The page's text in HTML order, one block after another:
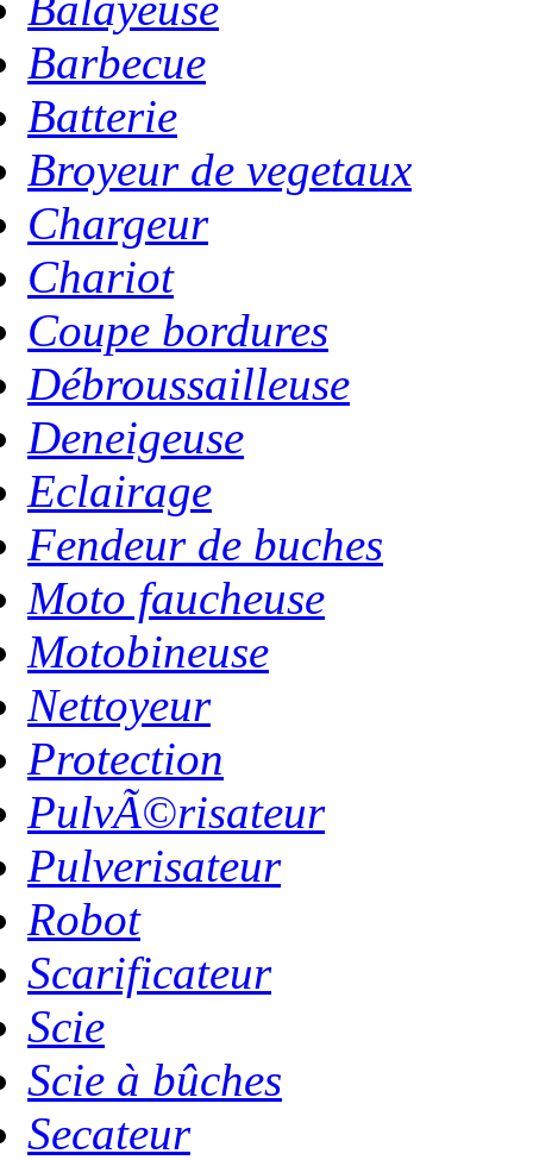
Barbecue
Batterie
Broyeur de vegetaux
Chargeur
Chariot
Coupe bordures
Débroussailleuse
Deneigeuse
Eclairage
Fendeur de buches
Moto faucheuse
Motobineuse
Nettoyeur
Protection
PulvÃ©risateur
Pulverisateur
Robot
Scarificateur
Scie
Scie à bûches
Secateur